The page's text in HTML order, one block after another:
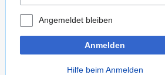
Angemeldet bleiben
Anmelden
Hilfe beim Anmelden